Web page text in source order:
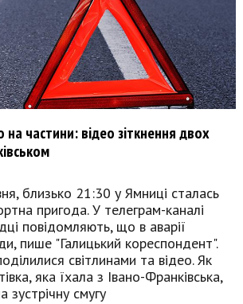
частини: відео зіткнення двох
близько 21:30 у Ямниці сталась
пригода. У телеграм-каналі
повідомляють, що в аварії
пише "Галицький кореспондент".
світлинами та відео. Як
яка їхала з Івано-Франківська,
зустрічну смугу